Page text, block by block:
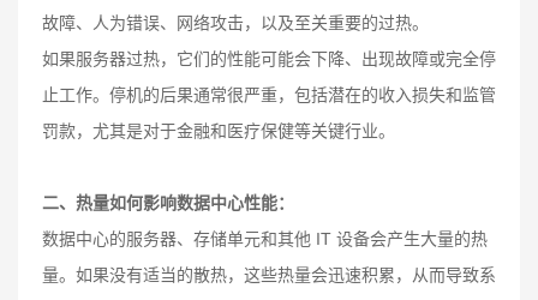
故障、人为错误、网络攻击，以及至关重要的过热。
如果服务器过热，它们的性能可能会下降、出现故障或完全停
止工作。停机的后果通常很严重，包括潜在的收入损失和监管
罚款，尤其是对于金融和医疗保健等关键行业。
二、热量如何影响数据中心性能：
数据中心的服务器、存储单元和其他 IT 设备会产生大量的热
量。如果没有适当的散热，这些热量会迅速积累，从而导致系